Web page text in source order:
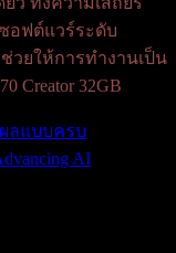
อฟต์แวร์ระดับ
วยให้การทำงานเป็น
Creator 32GB